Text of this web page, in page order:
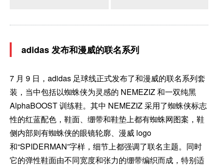
adidas 发布和漫威的联名系列
7 月 9 日，adidas 足球线正式发布了和漫威的联名系列套
装，当中包括以蜘蛛侠为灵感的 NEMEZIZ 和一双纯黑
AlphaBOOST 训练鞋。其中 NEMEZIZ 采用了蜘蛛侠标志
性的红蓝配色，鞋面、绷带和鞋垫上都有蜘蛛网图案，鞋
侧内部则有蜘蛛侠的眼镜轮廓、漫威 logo
和“SPIDERMAN”字样，细节上都强调了联名主题。同时
它的弹性鞋面由不同宽度和张力的绷带编织而成，特别适